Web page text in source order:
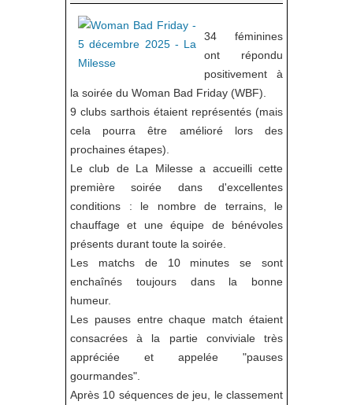
34 féminines
ont répondu
positivement à
la soirée du Woman Bad Friday (WBF).
9 clubs sarthois étaient représentés (mais
cela pourra être amélioré lors des
prochaines étapes).
Le club de La Milesse a accueilli cette
première soirée dans d'excellentes
conditions : le nombre de terrains, le
chauffage et une équipe de bénévoles
présents durant toute la soirée.
Les matchs de 10 minutes se sont
enchaînés toujours dans la bonne
humeur.
Les pauses entre chaque match étaient
consacrées à la partie conviviale très
appréciée et appelée "pauses
gourmandes".
Après 10 séquences de jeu, le classement